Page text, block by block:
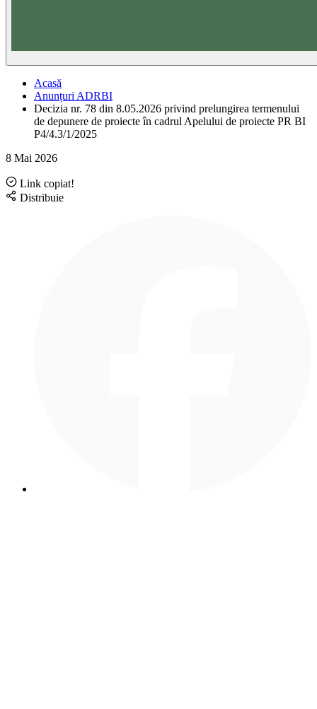
Acasă
Anunțuri ADRBI
Decizia nr. 78 din 8.05.2026 privind prelungirea termenului
de depunere de proiecte în cadrul Apelului de proiecte PR BI
P4/4.3/1/2025
8 Mai 2026
Link copiat!
Distribuie